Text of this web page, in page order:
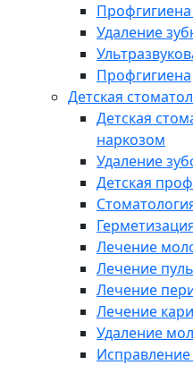
Удаление
Профгигиена
Детская
Детская
наркозом
Удаление
Детская
Лечение
Лечение
Лечение
Лечение
Удаление
Исправление